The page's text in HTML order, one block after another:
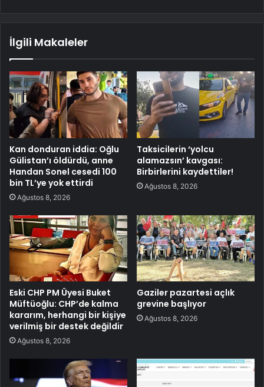
İlgili Makaleler
Kan donduran iddia: Oğlu
Gülistan’ı öldürdü, anne
Handan Sonel cesedi 100
bin TL’ye yok ettirdi
Ağustos 8, 2026
Taksicilerin ‘yolcu
alamazsın’ kavgası:
Birbirlerini kaydettiler!
Ağustos 8, 2026
Eski CHP PM Üyesi Buket
Müftüoğlu: CHP’de kalma
kararım, herhangi bir kişiye
verilmiş bir destek değildir
Ağustos 8, 2026
Gaziler pazartesi açlık
grevine başlıyor
Ağustos 8, 2026